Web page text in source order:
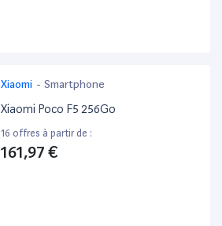
Xiaomi - Smartphone
Xiaomi Poco F5 256Go
16 offres à partir de :
161,97 €